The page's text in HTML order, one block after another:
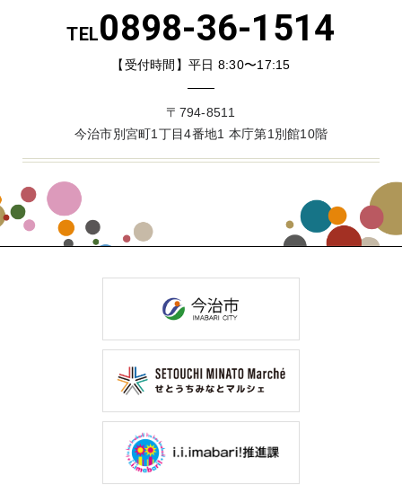
TEL0898-36-1514
【受付時間】平日 8:30〜17:15
〒794-8511
今治市別宮町1丁目4番地1 本庁第1別館10階